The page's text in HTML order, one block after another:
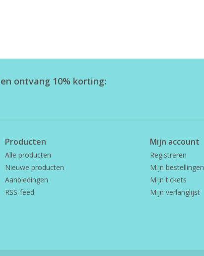
ontvang 10% korting:
Producten
Alle producten
Nieuwe producten
Aanbiedingen
RSS-feed
Mijn account
Registreren
Mijn bestellingen
Mijn tickets
Mijn verlanglijst